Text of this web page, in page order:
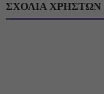
ΣΧΟΛΙΑ ΧΡΗΣΤΩΝ